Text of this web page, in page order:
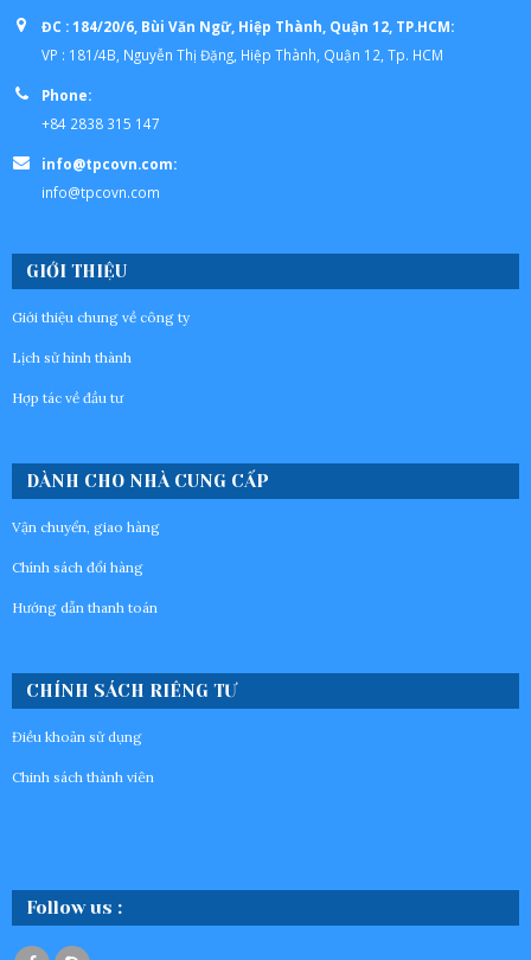
ĐC : 184/20/6, Bùi Văn Ngữ, Hiệp Thành, Quận 12, TP.HCM:
VP : 181/4B, Nguyễn Thị Đặng, Hiệp Thành, Quận 12, Tp. HCM
Phone:
+84 2838 315 147
info@tpcovn.com:
info@tpcovn.com
GIỚI THIỆU
Giới thiệu chung về công ty
Lịch sử hình thành
Hợp tác về đầu tư
DÀNH CHO NHÀ CUNG CẤP
Vận chuyển, giao hàng
Chính sách đổi hàng
Hướng dẫn thanh toán
CHÍNH SÁCH RIÊNG TƯ
Điều khoản sử dụng
Chinh sách thành viên
Follow us :